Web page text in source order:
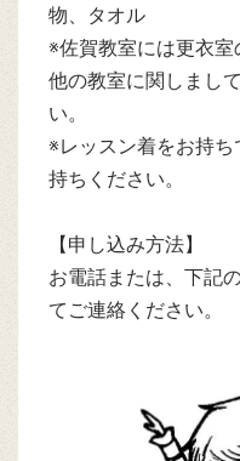
物、タオル
※佐賀教室には更衣
他の教室に関しまし
い。
※レッスン着をお持
持ちください。
【申し込み方法】
お電話または、下記
てご連絡ください。